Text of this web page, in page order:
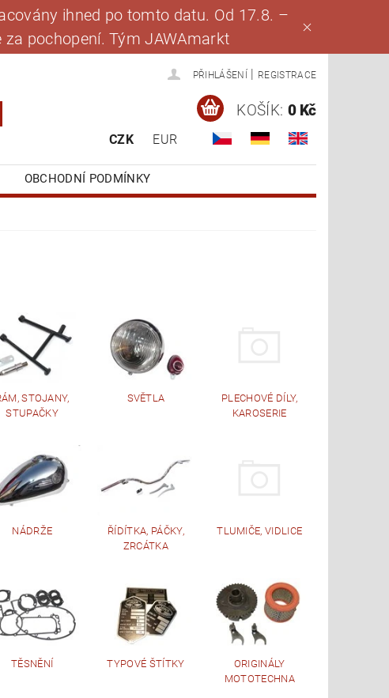
ihned po tomto datu. Od 17.8. –
pochopení. Tým JAWAmarkt
PŘIHLÁŠENÍ REGISTRACE
CZK EUR
KOŠÍK: 0 Kč
OBCHODNÍ PODMÍNKY
STOJANY,
STUPAČKY
SVĚTLA
PLECHOVÉ DÍLY,
KAROSERIE
NÁDRŽE
ŘÍDÍTKA, PÁČKY,
ZRCÁTKA
TLUMIČE, VIDLICE
TĚSNĚNÍ TYPOVÉ ŠTÍTKY
ORIGINÁLY
MOTOTECHNA